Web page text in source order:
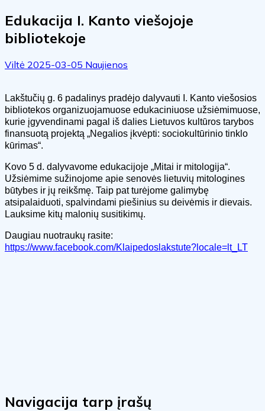
Edukacija I. Kanto viešojoje
bibliotekoje
Viltė 2025-03-05 Naujienos
Lakštučių g. 6 padalinys pradėjo dalyvauti I. Kanto viešosios
bibliotekos organizuojamuose edukaciniuose užsiėmimuose,
kurie įgyvendinami pagal iš dalies Lietuvos kultūros tarybos
finansuotą projektą „Negalios įkvėpti: sociokultūrinio tinklo
kūrimas“.
Kovo 5 d. dalyvavome edukacijoje „Mitai ir mitologija“.
Užsiėmime sužinojome apie senovės lietuvių mitologines
būtybes ir jų reikšmę. Taip pat turėjome galimybę
atsipalaiduoti, spalvindami piešinius su deivėmis ir dievais.
Lauksime kitų malonių susitikimų.
Daugiau nuotraukų rasite:
https://www.facebook.com/Klaipedoslakstute?locale=lt_LT
Navigacija tarp įrašų